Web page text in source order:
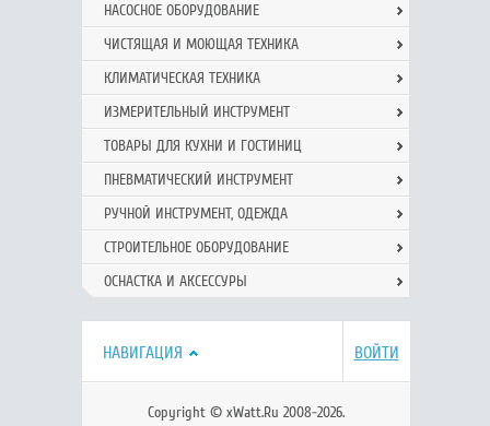
НАСОСНОЕ ОБОРУДОВАНИЕ
ЧИСТЯЩАЯ И МОЮЩАЯ ТЕХНИКА
КЛИМАТИЧЕСКАЯ ТЕХНИКА
ИЗМЕРИТЕЛЬНЫЙ ИНСТРУМЕНТ
ТОВАРЫ ДЛЯ КУХНИ И ГОСТИНИЦ
ПНЕВМАТИЧЕСКИЙ ИНСТРУМЕНТ
РУЧНОЙ ИНCТРУМЕНТ, ОДЕЖДА
СТРОИТЕЛЬНОЕ ОБОРУДОВАНИЕ
ОСНАСТКА И АКСЕССУРЫ
НАВИГАЦИЯ ВОЙТИ
Copyright © xWatt.Ru 2008-2026.